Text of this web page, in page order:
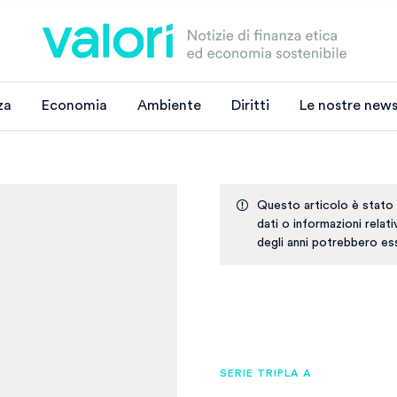
Economia Ambiente Diritti Le nostre
Questo articolo è stato
dati o informazioni
degli anni potrebbero
SERIE TRIPLA A